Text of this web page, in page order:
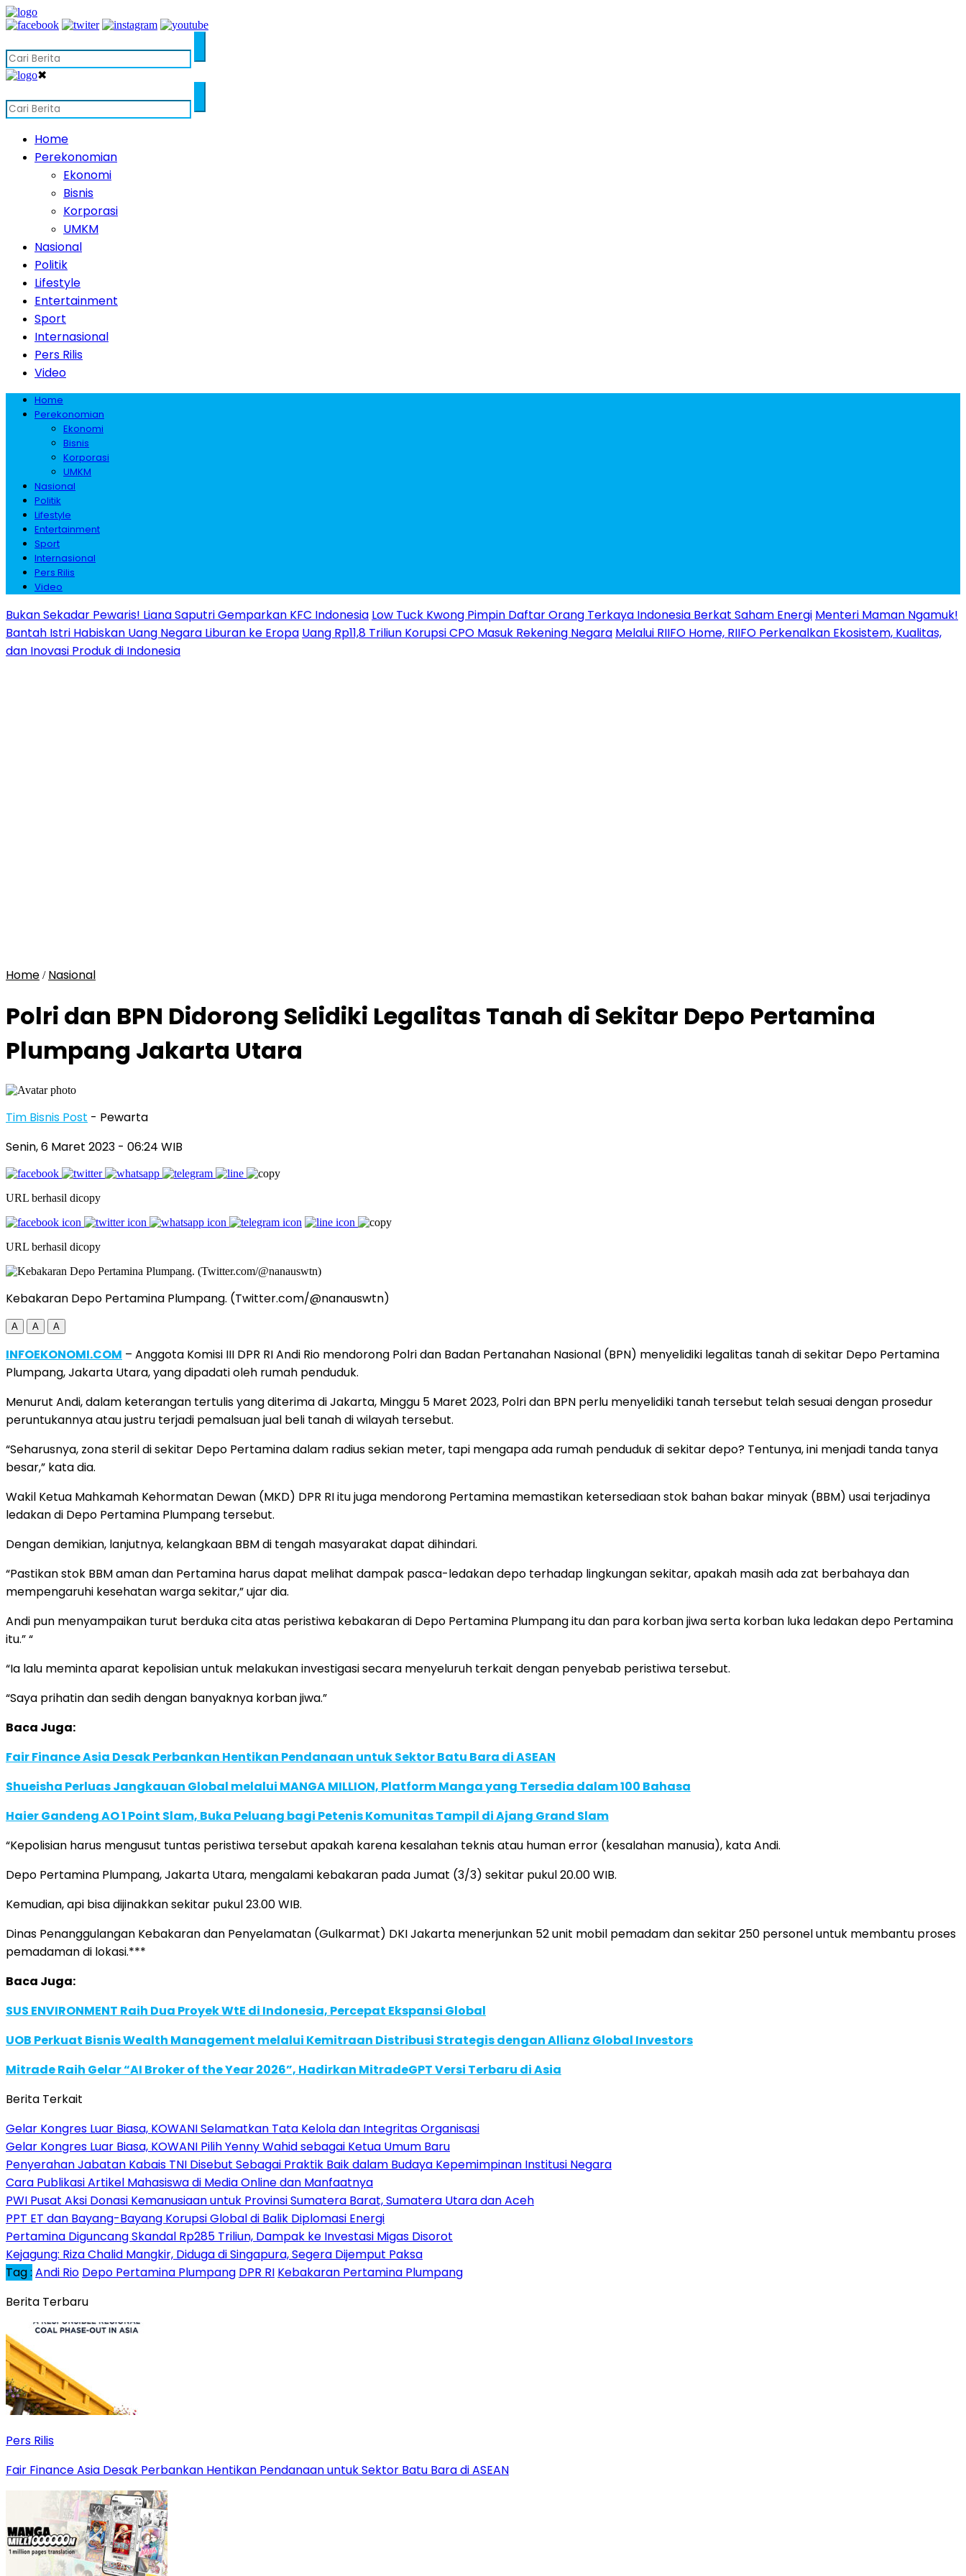
✖
Home
Perekonomian
Ekonomi
Bisnis
Korporasi
UMKM
Nasional
Politik
Lifestyle
Entertainment
Sport
Internasional
Pers Rilis
Video
Home
Perekonomian
Ekonomi
Bisnis
Korporasi
UMKM
Nasional
Politik
Lifestyle
Entertainment
Sport
Internasional
Pers Rilis
Video
Bukan Sekadar Pewaris! Liana Saputri Gemparkan KFC Indonesia Low Tuck Kwong Pimpin Daftar Orang Terkaya Indonesia Berkat Saham Energi Menteri Maman Ngamuk!
Bantah Istri Habiskan Uang Negara Liburan ke Eropa Uang Rp11,8 Triliun Korupsi CPO Masuk Rekening Negara Melalui RIIFO Home, RIIFO Perkenalkan Ekosistem, Kualitas,
dan Inovasi Produk di Indonesia
Home / Nasional
Polri dan BPN Didorong Selidiki Legalitas Tanah di Sekitar Depo Pertamina
Plumpang Jakarta Utara
Tim Bisnis Post - Pewarta
Senin, 6 Maret 2023 - 06:24 WIB
URL berhasil dicopy
URL berhasil dicopy
Kebakaran Depo Pertamina Plumpang. (Twitter.com/@nanauswtn)
A A A
INFOEKONOMI.COM – Anggota Komisi III DPR RI Andi Rio mendorong Polri dan Badan Pertanahan Nasional (BPN) menyelidiki legalitas tanah di sekitar Depo Pertamina
Plumpang, Jakarta Utara, yang dipadati oleh rumah penduduk.
Menurut Andi, dalam keterangan tertulis yang diterima di Jakarta, Minggu 5 Maret 2023, Polri dan BPN perlu menyelidiki tanah tersebut telah sesuai dengan prosedur
peruntukannya atau justru terjadi pemalsuan jual beli tanah di wilayah tersebut.
“Seharusnya, zona steril di sekitar Depo Pertamina dalam radius sekian meter, tapi mengapa ada rumah penduduk di sekitar depo? Tentunya, ini menjadi tanda tanya
besar,” kata dia.
Wakil Ketua Mahkamah Kehormatan Dewan (MKD) DPR RI itu juga mendorong Pertamina memastikan ketersediaan stok bahan bakar minyak (BBM) usai terjadinya
ledakan di Depo Pertamina Plumpang tersebut.
Dengan demikian, lanjutnya, kelangkaan BBM di tengah masyarakat dapat dihindari.
“Pastikan stok BBM aman dan Pertamina harus dapat melihat dampak pasca-ledakan depo terhadap lingkungan sekitar, apakah masih ada zat berbahaya dan
mempengaruhi kesehatan warga sekitar,” ujar dia.
Andi pun menyampaikan turut berduka cita atas peristiwa kebakaran di Depo Pertamina Plumpang itu dan para korban jiwa serta korban luka ledakan depo Pertamina
itu.” “
“Ia lalu meminta aparat kepolisian untuk melakukan investigasi secara menyeluruh terkait dengan penyebab peristiwa tersebut.
“Saya prihatin dan sedih dengan banyaknya korban jiwa.”
Baca Juga:
Fair Finance Asia Desak Perbankan Hentikan Pendanaan untuk Sektor Batu Bara di ASEAN
Shueisha Perluas Jangkauan Global melalui MANGA MILLION, Platform Manga yang Tersedia dalam 100 Bahasa
Haier Gandeng AO 1 Point Slam, Buka Peluang bagi Petenis Komunitas Tampil di Ajang Grand Slam
“Kepolisian harus mengusut tuntas peristiwa tersebut apakah karena kesalahan teknis atau human error (kesalahan manusia), kata Andi.
Depo Pertamina Plumpang, Jakarta Utara, mengalami kebakaran pada Jumat (3/3) sekitar pukul 20.00 WIB.
Kemudian, api bisa dijinakkan sekitar pukul 23.00 WIB.
Dinas Penanggulangan Kebakaran dan Penyelamatan (Gulkarmat) DKI Jakarta menerjunkan 52 unit mobil pemadam dan sekitar 250 personel untuk membantu proses
pemadaman di lokasi.***
Baca Juga:
SUS ENVIRONMENT Raih Dua Proyek WtE di Indonesia, Percepat Ekspansi Global
UOB Perkuat Bisnis Wealth Management melalui Kemitraan Distribusi Strategis dengan Allianz Global Investors
Mitrade Raih Gelar “AI Broker of the Year 2026”, Hadirkan MitradeGPT Versi Terbaru di Asia
Berita Terkait
Gelar Kongres Luar Biasa, KOWANI Selamatkan Tata Kelola dan Integritas Organisasi
Gelar Kongres Luar Biasa, KOWANI Pilih Yenny Wahid sebagai Ketua Umum Baru
Penyerahan Jabatan Kabais TNI Disebut Sebagai Praktik Baik dalam Budaya Kepemimpinan Institusi Negara
Cara Publikasi Artikel Mahasiswa di Media Online dan Manfaatnya
PWI Pusat Aksi Donasi Kemanusiaan untuk Provinsi Sumatera Barat, Sumatera Utara dan Aceh
PPT ET dan Bayang-Bayang Korupsi Global di Balik Diplomasi Energi
Pertamina Diguncang Skandal Rp285 Triliun, Dampak ke Investasi Migas Disorot
Kejagung: Riza Chalid Mangkir, Diduga di Singapura, Segera Dijemput Paksa
Tag : Andi Rio Depo Pertamina Plumpang DPR RI Kebakaran Pertamina Plumpang
Berita Terbaru
Pers Rilis
Fair Finance Asia Desak Perbankan Hentikan Pendanaan untuk Sektor Batu Bara di ASEAN